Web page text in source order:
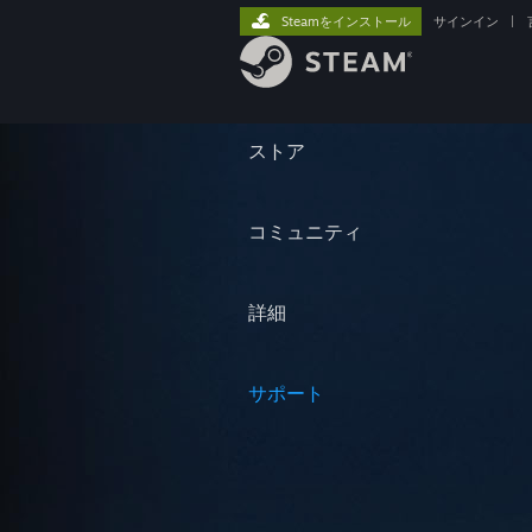
ストア
コミュニティ
詳細
サポート
Steamをインストール サインイン